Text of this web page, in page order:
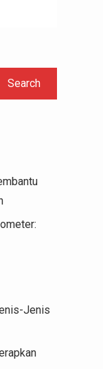
Search
Jenis